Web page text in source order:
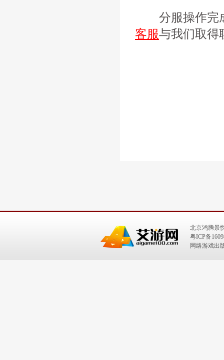
分服操作完成
客服与我们取得
北京鸿腾景
粤ICP备
网络游戏出